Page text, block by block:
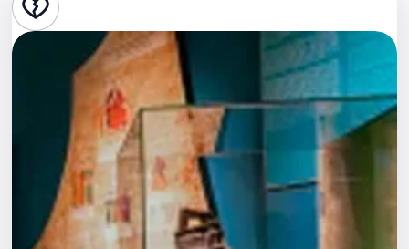
Стендап
Выставки
Квесты
Экскурсии
Спорт
События